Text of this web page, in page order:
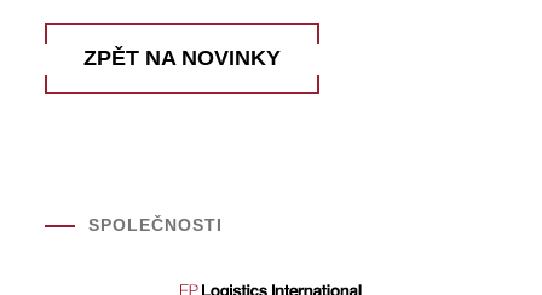
ZPĚT NA NOVINKY
SPOLEČNOSTI